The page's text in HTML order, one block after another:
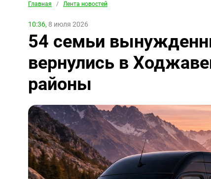
Главная / Лента новостей
10:36, 8 июля 2026
54 семьи
вернулись в
районы